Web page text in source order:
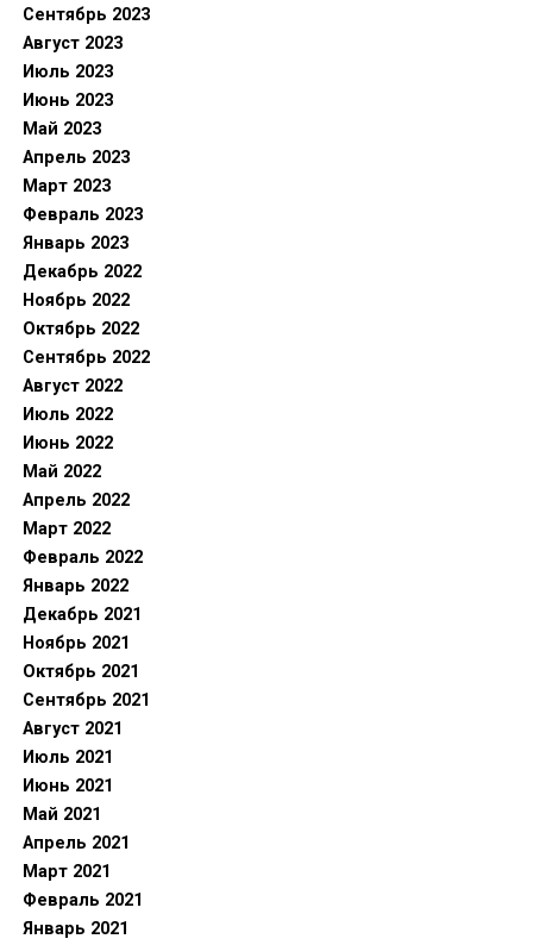
Сентябрь 2023
Август 2023
Июль 2023
Июнь 2023
Май 2023
Апрель 2023
Март 2023
Февраль 2023
Январь 2023
Декабрь 2022
Ноябрь 2022
Октябрь 2022
Сентябрь 2022
Август 2022
Июль 2022
Июнь 2022
Май 2022
Апрель 2022
Март 2022
Февраль 2022
Январь 2022
Декабрь 2021
Ноябрь 2021
Октябрь 2021
Сентябрь 2021
Август 2021
Июль 2021
Июнь 2021
Май 2021
Апрель 2021
Март 2021
Февраль 2021
Январь 2021